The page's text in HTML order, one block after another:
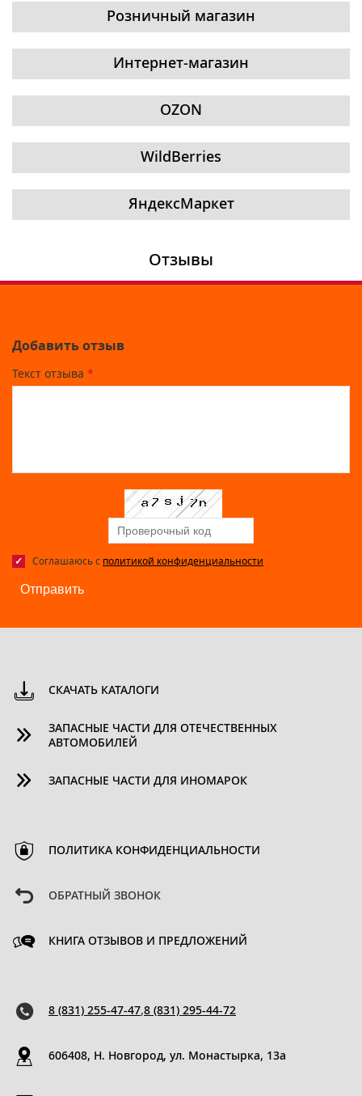
Розничный магазин
Интернет-магазин
OZON
WildBerries
ЯндексМаркет
Отзывы
Добавить отзыв
Текст отзыва *
Соглашаюсь с политикой конфиденциальности
Отправить
СКАЧАТЬ КАТАЛОГИ
ЗАПАСНЫЕ ЧАСТИ ДЛЯ ОТЕЧЕСТВЕННЫХ
АВТОМОБИЛЕЙ
ЗАПАСНЫЕ ЧАСТИ ДЛЯ ИНОМАРОК
ПОЛИТИКА КОНФИДЕНЦИАЛЬНОСТИ
ОБРАТНЫЙ ЗВОНОК
КНИГА ОТЗЫВОВ И ПРЕДЛОЖЕНИЙ
8 (831) 255-47-47,8 (831) 295-44-72
606408, Н. Новгород, ул. Монастырка, 13a